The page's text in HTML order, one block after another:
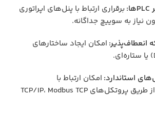
برقراری ارتباط با پنل‌های اپراتوری
نیاز به سوییچ جداگانه.
انعطاف‌پذیر: امکان ایجاد ساختارهای
استاندارد: امکان ارتباط با
دستگاه‌های دیگر از طریق پروتکل‌های TCP/IP، Modbus TCP